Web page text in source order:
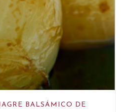
BALSÁMICO DE